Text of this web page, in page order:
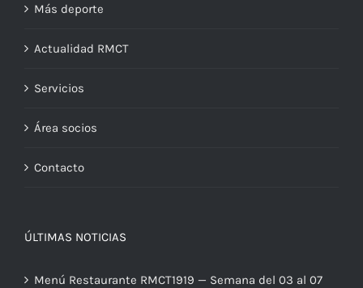
Más deporte
Actualidad RMCT
Servicios
Área socios
Contacto
ÚLTIMAS NOTICIAS
Menú Restaurante RMCT1919 — Semana del 03 al 07